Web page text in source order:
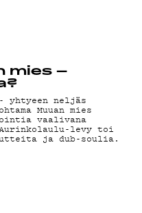
mies –
yhtyeen neljäs
Muuan mies
vaalivana
levy toi
ja dub-soulia.